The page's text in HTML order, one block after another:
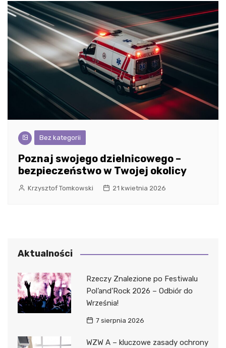
Bez kategorii
Poznaj swojego dzielnicowego –
bezpieczeństwo w Twojej okolicy
Krzysztof Tomkowski 21 kwietnia 2026
Aktualności
Rzeczy Znalezione po Festiwalu
Pol’and’Rock 2026 – Odbiór do
Września!
7 sierpnia 2026
WZW A – kluczowe zasady ochrony